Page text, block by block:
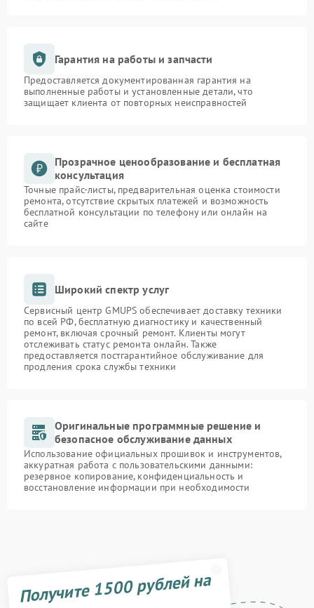
Гарантия на работы и запчасти
Предоставляется документированная гарантия на
выполненные работы и установленные детали, что
защищает клиента от повторных неисправностей
Прозрачное ценообразование и бесплатная
консультация
Точные прайс-листы, предварительная оценка стоимости
ремонта, отсутствие скрытых платежей и возможность
бесплатной консультации по телефону или онлайн на
сайте
Широкий спектр услуг
Сервисный центр GMUPS обеспечивает доставку техники
по всей РФ, бесплатную диагностику и качественный
ремонт, включая срочный ремонт. Клиенты могут
отслеживать статус ремонта онлайн. Также
предоставляется постгарантийное обслуживание для
продления срока службы техники
Оригинальные программные решение и
безопасное обслуживание данных
Использование официальных прошивок и инструментов,
аккуратная работа с пользовательскими данными:
резервное копирование, конфиденциальность и
восстановление информации при необходимости
Получите 1500 рублей на